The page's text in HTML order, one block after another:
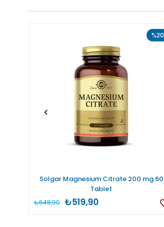
Solgar Magnesium Citrate 200 mg 60
Tablet
₺519,90
₺648,90
%20